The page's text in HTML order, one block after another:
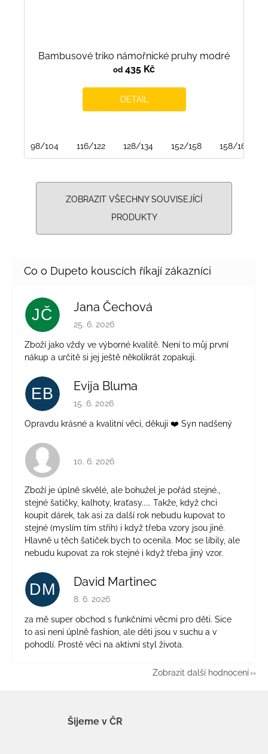
Bambusové triko námořnické pruhy modré
od 435 Kč
DETAIL
98/104 116/122 128/134 152/158 158/164
ZOBRAZIT VŠECHNY SOUVISEJÍCÍ
PRODUKTY
JČ Jana Čechová
Hodnocení obchodu je 5 z 5 hvězdiček.
25. 6. 2026
Zboží jako vždy ve výborné kvalitě. Není to můj první
nákup a určitě si jej ještě několikrát zopakuji.
EB Evija Bluma
Hodnocení obchodu je 5 z 5 hvězdiček.
15. 6. 2026
Opravdu krásné a kvalitní věci, děkuji ❤️ Syn nadšený
Hodnocení obchodu je 4 z 5 hvězdiček.
10. 6. 2026
Zboží je úplně skvělé, ale bohužel je pořád stejné.,
stejné šatičky, kalhoty, kraťasy..... Takže, když chci
koupit dárek, tak asi za další rok nebudu kupovat to
stejné (myslím tím střih) i když třeba vzory jsou jiné.
Hlavně u těch šatiček bych to ocenila. Moc se líbily, ale
nebudu kupovat za rok stejné i když třeba jiný vzor.
DM David Martinec
Hodnocení obchodu je 5 z 5 hvězdiček.
8. 6. 2026
za mě super obchod s funkčními věcmi pro děti. Sice
to asi není úplně fashion, ale děti jsou v suchu a v
pohodlí. Prostě věci na aktivní styl života.
Zobrazit další hodnocení
Šijeme v ČR